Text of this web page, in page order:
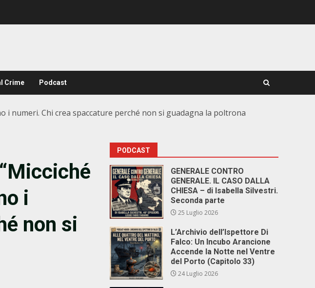
Crime Podcast
i numeri. Chi crea spaccature perché non si guadagna la poltrona
i
non si
PODCAST
GENERALE CONTRO
GENERALE. IL CASO DALLA
CHIESA – di Isabella Silvestri.
Seconda parte
25 Luglio 2026
L’Archivio dell’Ispettore Di
Falco: Un Incubo Arancione
Accende la Notte nel Ventre
del Porto (Capitolo 33)
24 Luglio 2026